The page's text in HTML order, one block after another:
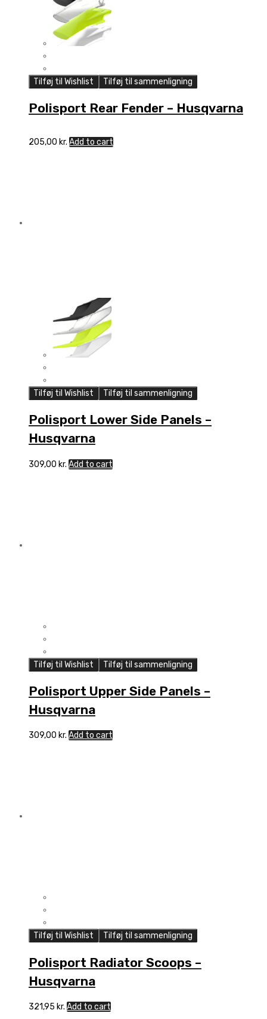
Tilføj til Wishlist Tilføj til sammenligning
Polisport Rear Fender – Husqvarna
205,00 kr. Add to cart
Tilføj til Wishlist Tilføj til sammenligning
Polisport Lower Side Panels –
Husqvarna
309,00 kr. Add to cart
Tilføj til Wishlist Tilføj til sammenligning
Polisport Upper Side Panels –
Husqvarna
309,00 kr. Add to cart
Tilføj til Wishlist Tilføj til sammenligning
Polisport Radiator Scoops –
Husqvarna
321,95 kr. Add to cart